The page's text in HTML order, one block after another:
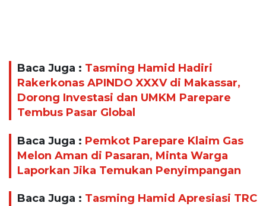
Baca Juga : Tasming Hamid Hadiri
Rakerkonas APINDO XXXV di Makassar,
Dorong Investasi dan UMKM Parepare
Tembus Pasar Global
Baca Juga : Pemkot Parepare Klaim Gas
Melon Aman di Pasaran, Minta Warga
Laporkan Jika Temukan Penyimpangan
Baca Juga : Tasming Hamid Apresiasi TRC